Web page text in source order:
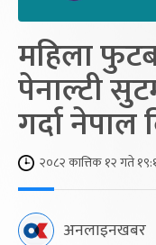
महिला
पेनाल्टी
गर्दा नेपाल
२०८२ कात्तिक १२ गते
अनलाइनखबर